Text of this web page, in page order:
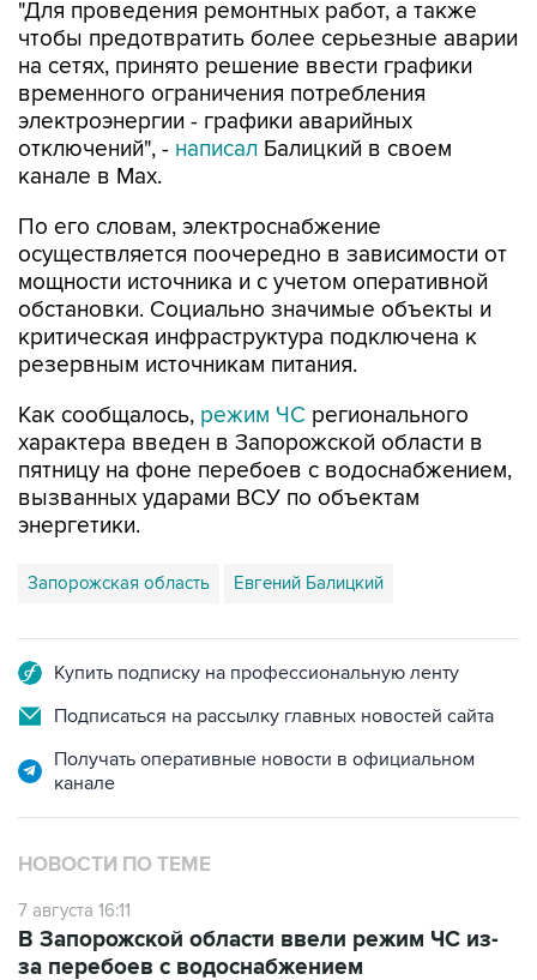
на сетях, принято решение ввести графики
временного ограничения потребления
электроэнергии - графики аварийных
отключений", -написалБалицкий в своем
канале в Max.
По его словам, электроснабжение
мощности источника и с учетом оперативной
обстановки. Социально значимые объекты и
критическая инфраструктура подключена к
резервным источникам питания.
Как сообщалось,режим ЧСрегионального
пятницу на фоне перебоев с водоснабжением,
вызванных ударами ВСУ по объектам
энергетики.
Запорожская область
Подписаться на рассылку главных новостей сайта
Получать оперативные новости в официальном
канале
НОВОСТИ ПО ТЕМЕ
7 августа 16:11
за перебоев с водоснабжением